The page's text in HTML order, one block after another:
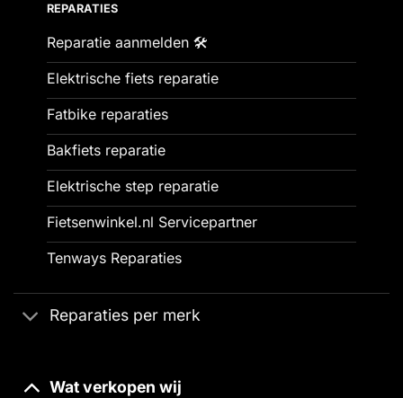
REPARATIES
Reparatie aanmelden 🛠️
Elektrische fiets reparatie
Fatbike reparaties
Bakfiets reparatie
Elektrische step reparatie
Fietsenwinkel.nl Servicepartner
Tenways Reparaties
Reparaties per merk
Wat verkopen wij